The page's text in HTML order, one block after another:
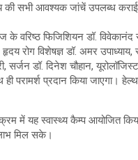
सभी आवश्यक जांचें उपलब्ध कराई
वरिष्ठ फिजिशियन डॉ. विवेकानंद
रोग विशेषज्ञ डॉ. अमर उपाध्याय,
सर्जन डॉ. दिनेश चौहान,
ही परामर्श प्रदान किया जाएगा।
में यह स्वास्थ्य कैम्प आयोजित
मिल सके।